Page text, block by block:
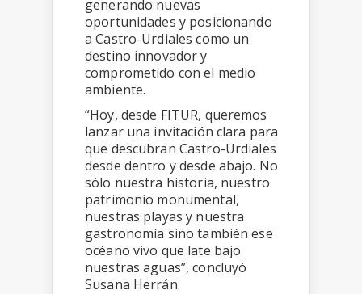
generando nuevas
oportunidades y posicionando
a Castro-Urdiales como un
destino innovador y
comprometido con el medio
ambiente.
“Hoy, desde FITUR, queremos
lanzar una invitación clara para
que descubran Castro-Urdiales
desde dentro y desde abajo. No
sólo nuestra historia, nuestro
patrimonio monumental,
nuestras playas y nuestra
gastronomía sino también ese
océano vivo que late bajo
nuestras aguas”, concluyó
Susana Herrán.